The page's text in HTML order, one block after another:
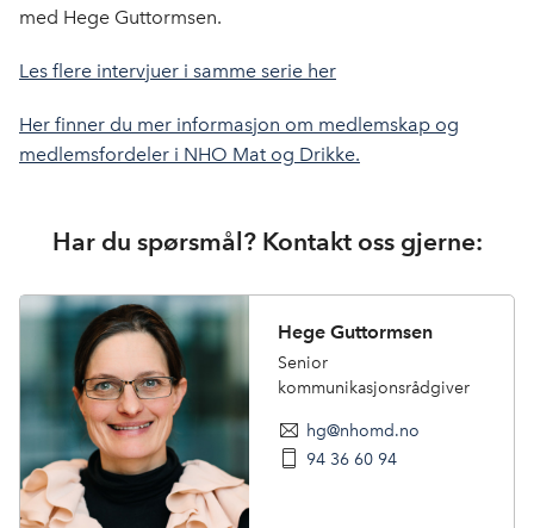
med Hege Guttormsen.
Les flere intervjuer i samme serie her
Her finner du mer informasjon om medlemskap og
medlemsfordeler i NHO Mat og Drikke.
Har du spørsmål? Kontakt oss gjerne:
Hege Guttormsen
Senior
kommunikasjonsrådgiver
hg@nhomd.no
94 36 60 94